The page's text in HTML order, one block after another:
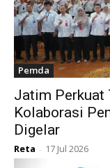
Pemda
Jatim Perkuat
Kolaborasi
Digelar
Reta - 17 Jul 2026